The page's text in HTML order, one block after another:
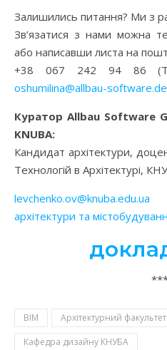
Залишились питання? Ми з
Зв’язатися з нами можна
або написавши листа на
+38 067 242 94 86
oshumilina@allbau-software.de
Куратор Allbau Software
KNUBA:
Кандидат архітектури,
Технологій в Архітектурі,
levchenko.ov@knuba.edu.ua
архітектури та
BIM
Архітектурний факультет
Кафедра дизайну КНУБА